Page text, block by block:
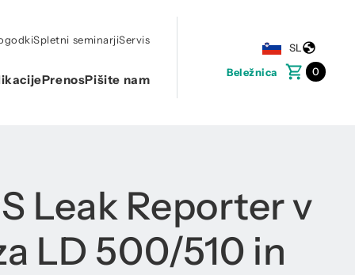
SL
Beležnica
0
Spletni seminarjiServis
PrenosPišite nam
Leak Reporter v
LD 500/510 in